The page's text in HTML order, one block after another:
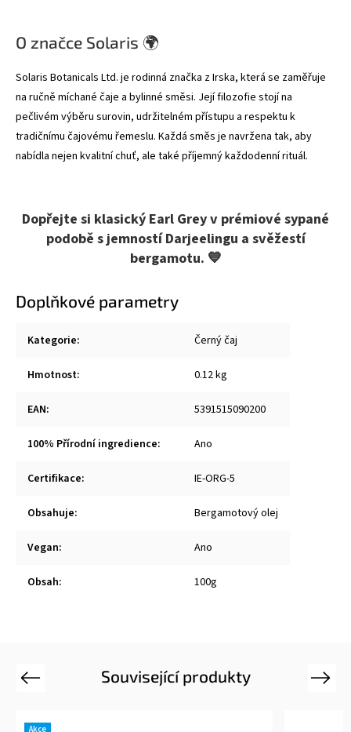
O značce Solaris 🌍
Solaris Botanicals Ltd. je rodinná značka z Irska, která se zaměřuje
na ručně míchané čaje a bylinné směsi. Její filozofie stojí na
pečlivém výběru surovin, udržitelném přístupu a respektu k
tradičnímu čajovému řemeslu. Každá směs je navržena tak, aby
nabídla nejen kvalitní chuť, ale také příjemný každodenní rituál.
Dopřejte si klasický Earl Grey v prémiové sypané
podobě s jemností Darjeelingu a svěžestí
bergamotu. 💙
Doplňkové parametry
Kategorie: Černý čaj
Hmotnost: 0.12 kg
EAN: 5391515090200
100% Přírodní ingredience: Ano
Certifikace: IE-ORG-5
Obsahuje: Bergamotový olej
Vegan: Ano
Obsah: 100g
Související produkty
Previous
Akce
Next